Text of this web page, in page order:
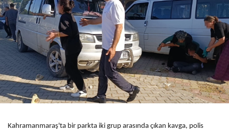
Kahramanmaraş'ta bir parkta iki grup arasında çıkan kavga, polis